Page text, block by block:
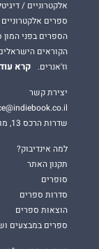
אלקטרוניים /
ספרים
הספרים בפני
הקוראים
וז'אנרים.
קרא עוד
יצירת קשר
שדרות הרכס 13, מודיעין
למה אינדיבוק?
תקנון האתר
סופרים
סדרות ספרים
הוצאות ספרים
ספרים במבצעים